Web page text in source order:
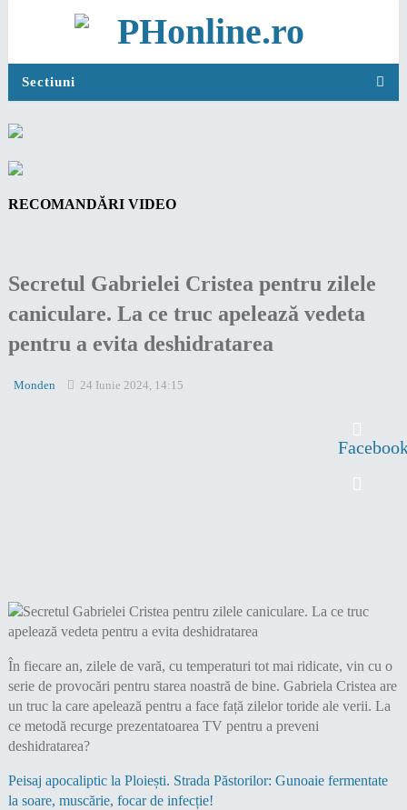
Sectiuni
RECOMANDĂRI VIDEO
Secretul Gabrielei Cristea pentru zilele
caniculare. La ce truc apelează vedeta
pentru a evita deshidratarea
Monden 24 Iunie 2024, 14:15
În fiecare an, zilele de vară, cu temperaturi tot mai ridicate, vin cu o
serie de provocări pentru starea noastră de bine. Gabriela Cristea are
un truc la care apelează pentru a face față zilelor toride ale verii. La
ce metodă recurge prezentatoarea TV pentru a preveni
deshidratarea?
Peisaj apocaliptic la Ploiești. Strada Păstorilor: Gunoaie fermentate
la soare, muscărie, focar de infecție!